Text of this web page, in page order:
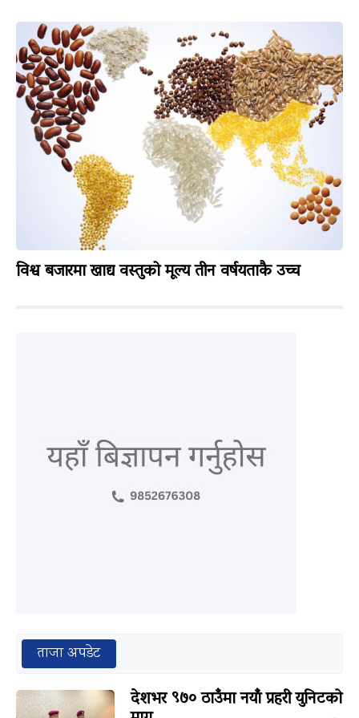
विश्व बजारमा खाद्य वस्तुको मूल्य तीन वर्षयताकै उच्च
ताजा अपडेट
देशभर ९७० ठाउँमा नयाँ प्रहरी युनिटको